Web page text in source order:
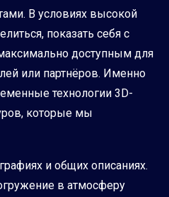
В условиях высокой
показать себя с
доступным для
или партнёров. Именно
технологии 3D-
которые мы
и общих описаниях.
в атмосферу